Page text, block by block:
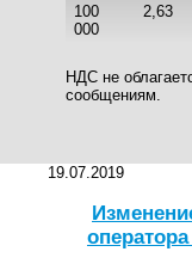
100
000
2,63
НДС не
сообщениям.
19.07.2019